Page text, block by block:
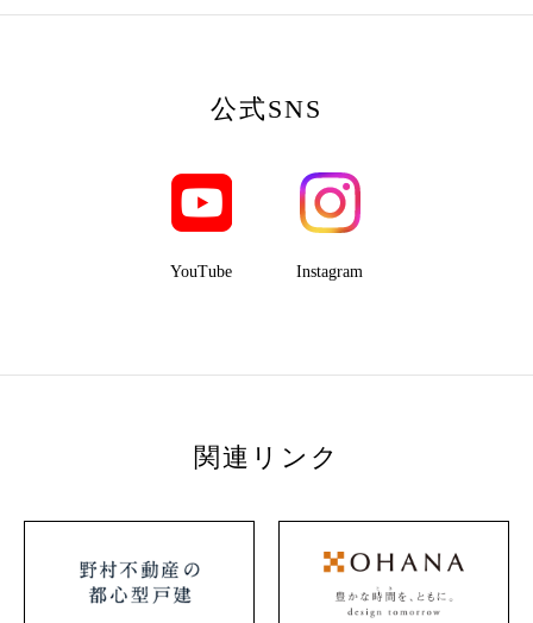
公式SNS
YouTube Instagram
関連リンク